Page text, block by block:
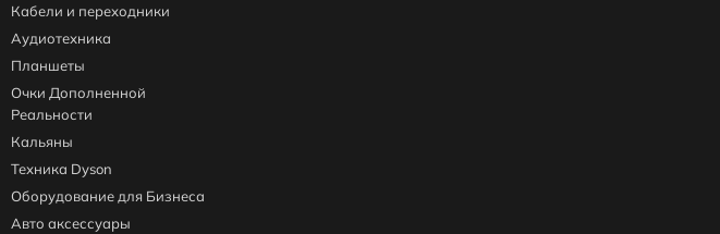
Кабели и переходники
Аудиотехника
Планшеты
Очки Дополненной
Реальности
Кальяны
Техника Dyson
Оборудование для Бизнеса
Авто аксессуары